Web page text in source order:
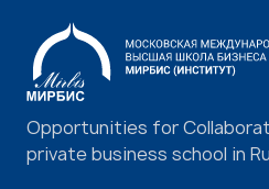
Opportunities for
private business school in